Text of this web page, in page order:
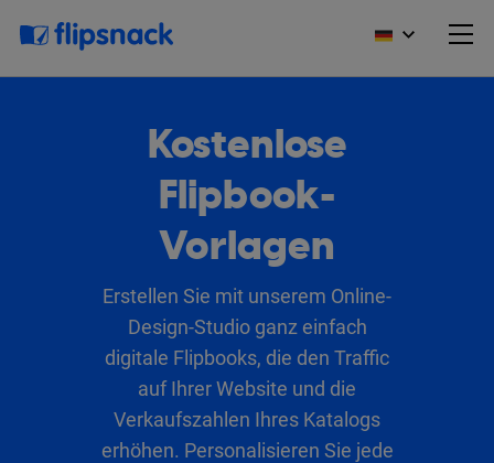
Kostenlose
Flipbook-
Vorlagen
Erstellen Sie mit unserem Online-
Design-Studio ganz einfach
digitale Flipbooks, die den Traffic
auf Ihrer Website und die
Verkaufszahlen Ihres Katalogs
erhöhen. Personalisieren Sie jede